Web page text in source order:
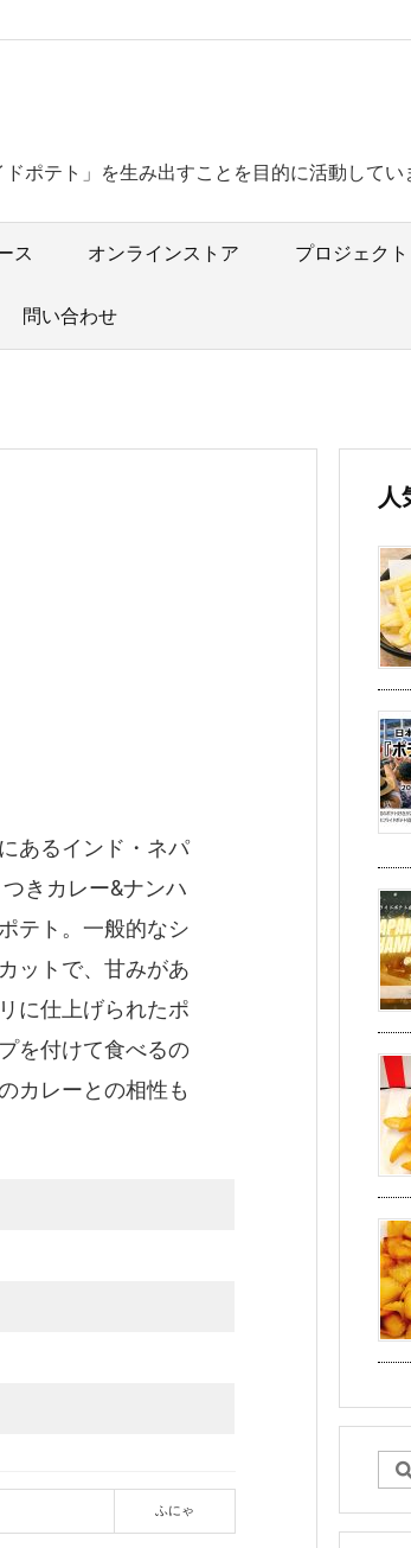
ポテト」を生み出すことを目的に活動してい
ス オンラインストア プロジェクト
問い合わせ
あるインド・ネパ
きカレー&ナンハ
テト。一般的なシ
ットで、甘みがあ
に仕上げられたポ
を付けて食べるの
カレーとの相性も
ふにゃ
人